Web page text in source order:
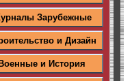
Зарубежные
и Дизайн
Военные и История